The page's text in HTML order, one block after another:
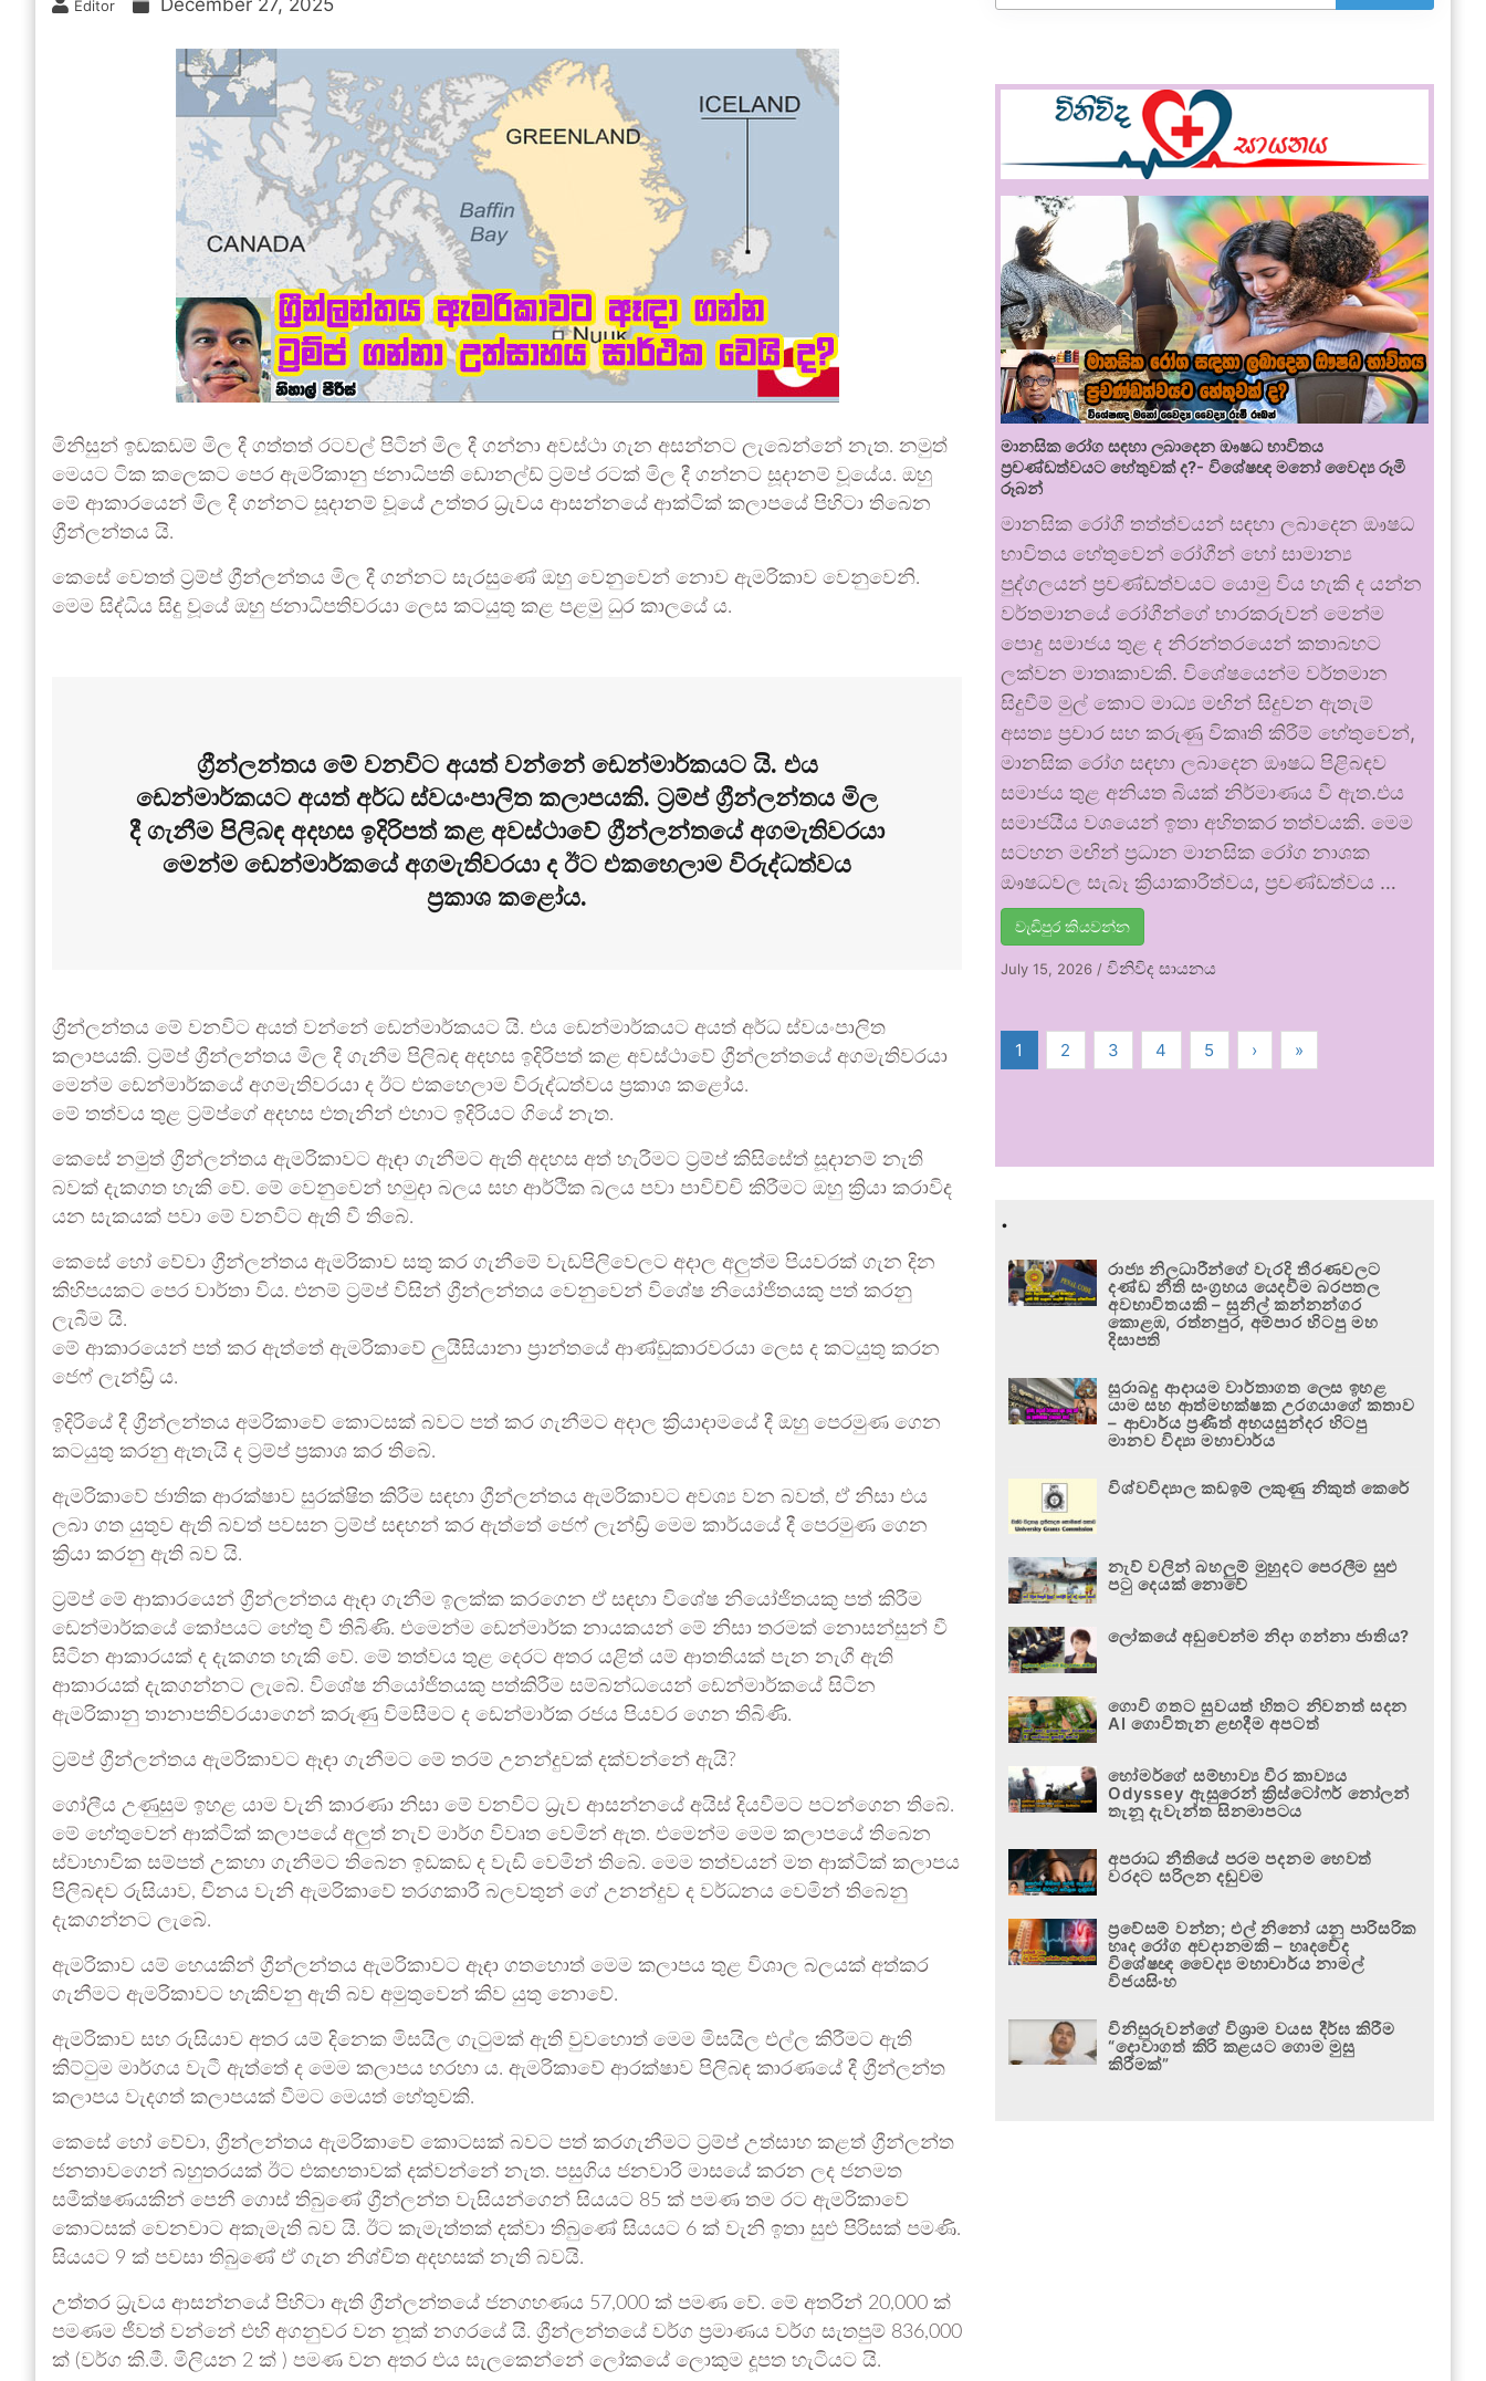
Editor December 27, 2025
මිනිසුන් ඉඩකඩම් මිල දී ගත්තත් රටවල් පිටින් මිල දී ගන්නා අවස්ථා ගැන අසන්නට ලැබෙන්නේ නැත. නමුත්
මෙයට ටික කලෙකට පෙර ඇමරිකානු ජනාධිපති ඩොනල්ඩ් ට්‍රම්ප් රටක් මිල දී ගන්නට සූදානම් වූයේය. ඔහු
මේ ආකාරයෙන් මිල දී ගන්නට සූදානම් වූයේ උත්තර ධ්‍රැවය ආසන්නයේ ආක්ටික් කලාපයේ පිහිටා තිබෙන
ග්‍රීන්ලන්තය යි.
කෙසේ වෙතත් ට්‍රම්ප් ග්‍රීන්ලන්තය මිල දී ගන්නට සැරසුණේ ඔහු වෙනුවෙන් නොව ඇමරිකාව වෙනුවෙනි.
මෙම සිද්ධිය සිදු වූයේ ඔහු ජනාධිපතිවරයා ලෙස කටයුතු කළ පළමු ධුර කාලයේ ය.
ග්‍රීන්ලන්තය මේ වනවිට අයත් වන්නේ ඩෙන්මාර්කයට යි. එය
ඩෙන්මාර්කයට අයත් අර්ධ ස්වයංපාලිත කලාපයකි. ට්‍රම්ප් ග්‍රීන්ලන්තය මිල
දී ගැනීම පිලිබඳ අදහස ඉදිරිපත් කළ අවස්ථාවේ ග්‍රීන්ලන්තයේ අගමැතිවරයා
මෙන්ම ඩෙන්මාර්කයේ අගමැතිවරයා ද ඊට එකහෙලාම විරුද්ධත්වය
ප්‍රකාශ කළෝය.
ග්‍රීන්ලන්තය මේ වනවිට අයත් වන්නේ ඩෙන්මාර්කයට යි. එය ඩෙන්මාර්කයට අයත් අර්ධ ස්වයංපාලිත
කලාපයකි. ට්‍රම්ප් ග්‍රීන්ලන්තය මිල දී ගැනීම පිලිබඳ අදහස ඉදිරිපත් කළ අවස්ථාවේ ග්‍රීන්ලන්තයේ අගමැතිවරයා
මෙන්ම ඩෙන්මාර්කයේ අගමැතිවරයා ද ඊට එකහෙලාම විරුද්ධත්වය ප්‍රකාශ කළෝය.
මේ තත්වය තුළ ට්‍රම්ප්ගේ අදහස එතැනින් එහාට ඉදිරියට ගියේ නැත.
කෙසේ නමුත් ග්‍රීන්ලන්තය ඇමරිකාවට ඈඳා ගැනීමට ඇති අදහස අත් හැරීමට ට්‍රම්ප් කිසිසේත් සූදානම් නැති
බවක් දැකගත හැකි වේ. මේ වෙනුවෙන් හමුදා බලය සහ ආර්ථික බලය පවා පාවිච්චි කිරීමට ඔහු ක්‍රියා කරාවිද
යන සැකයක් පවා මේ වනවිට ඇති වී තිබේ.
කෙසේ හෝ වේවා ග්‍රීන්ලන්තය ඇමරිකාව සතු කර ගැනීමේ වැඩපිලිවෙලට අදාල අලුත්ම පියවරක් ගැන දින
කිහිපයකට පෙර වාර්තා විය. එනම් ට්‍රම්ප් විසින් ග්‍රීන්ලන්තය වෙනුවෙන් විශේෂ නියෝජිතයකු පත් කරනු
ලැබීම යි.
මේ ආකාරයෙන් පත් කර ඇත්තේ ඇමරිකාවේ ලුයීසියානා ප්‍රාන්තයේ ආණ්ඩුකාරවරයා ලෙස ද කටයුතු කරන
ජෙෆ් ලැන්ඩ්‍රි ය.
ඉදිරියේ දී ග්‍රීන්ලන්තය අමරිකාවේ කොටසක් බවට පත් කර ගැනීමට අදාල ක්‍රියාදාමයේ දී ඔහු පෙරමුණ ගෙන
කටයුතු කරනු ඇතැයි ද ට්‍රම්ප් ප්‍රකාශ කර තිබේ.
ඇමරිකාවේ ජාතික ආරක්ෂාව සුරක්ෂිත කිරීම සඳහා ග්‍රීන්ලන්තය ඇමරිකාවට අවශ්‍ය වන බවත්, ඒ නිසා එය
ලබා ගත යුතුව ඇති බවත් පවසන ට්‍රම්ප් සඳහන් කර ඇත්තේ ජෙෆ් ලැන්ඩ්‍රි මෙම කාර්යයේ දී පෙරමුණ ගෙන
ක්‍රියා කරනු ඇති බව යි.
ට්‍රම්ප් මේ ආකාරයෙන් ග්‍රීන්ලන්තය ඈඳා ගැනීම ඉලක්ක කරගෙන ඒ සඳහා විශේෂ නියෝජිතයකු පත් කිරීම
ඩෙන්මාර්කයේ කෝපයට හේතු වී තිබිණි. එමෙන්ම ඩෙන්මාර්ක නායකයන් මේ නිසා තරමක් නොසන්සුන් වී
සිටින ආකාරයක් ද දැකගත හැකි වේ. මේ තත්වය තුළ දෙරට අතර යළිත් යම් ආතතියක් පැන නැගී ඇති
ආකාරයක් දැකගන්නට ලැබේ. විශේෂ නියෝජිතයකු පත්කිරීම සම්බන්ධයෙන් ඩෙන්මාර්කයේ සිටින
ඇමරිකානු තානාපතිවරයාගෙන් කරුණු විමසීමට ද ඩෙන්මාර්ක රජය පියවර ගෙන තිබිණි.
ට්‍රම්ප් ග්‍රීන්ලන්තය ඇමරිකාවට ඈඳා ගැනීමට මේ තරම් උනන්දුවක් දක්වන්නේ ඇයි?
ගෝලීය උණුසුම ඉහළ යාම වැනි කාරණා නිසා මේ වනවිට ධ්‍රැව ආසන්නයේ අයිස් දියවීමට පටන්ගෙන තිබේ.
මේ හේතුවෙන් ආක්ටික් කලාපයේ අලුත් නැව් මාර්ග විවෘත වෙමින් ඇත. එමෙන්ම මෙම කලාපයේ තිබෙන
ස්වාභාවික සම්පත් උකහා ගැනීමට තිබෙන ඉඩකඩ ද වැඩි වෙමින් තිබේ. මෙම තත්වයන් මත ආක්ටික් කලාපය
පිලිබඳව රුසියාව, චීනය වැනි ඇමරිකාවේ තරගකාරී බලවතුන් ගේ උනන්දුව ද වර්ධනය වෙමින් තිබෙනු
දැකගන්නට ලැබේ.
ඇමරිකාව යම් හෙයකින් ග්‍රීන්ලන්තය ඇමරිකාවට ඈඳා ගතහොත් මෙම කලාපය තුළ විශාල බලයක් අත්කර
ගැනීමට ඇමරිකාවට හැකිවනු ඇති බව අමුතුවෙන් කිව යුතු නොවේ.
ඇමරිකාව සහ රුසියාව අතර යම් දිනෙක මිසයිල ගැටුමක් ඇති වුවහොත් මෙම මිසයිල එල්ල කිරීමට ඇති
කිට්ටුම මාර්ගය වැටී ඇත්තේ ද මෙම කලාපය හරහා ය. ඇමරිකාවේ ආරක්ෂාව පිලිබඳ කාරණයේ දී ග්‍රීන්ලන්ත
කලාපය වැදගත් කලාපයක් වීමට මෙයත් හේතුවකි.
කෙසේ හෝ වේවා, ග්‍රීන්ලන්තය ඇමරිකාවේ කොටසක් බවට පත් කරගැනීමට ට්‍රම්ප් උත්සාහ කළත් ග්‍රීන්ලන්ත
ජනතාවගෙන් බහුතරයක් ඊට එකඟතාවක් දක්වන්නේ නැත. පසුගිය ජනවාරි මාසයේ කරන ලද ජනමත
සමීක්ෂණයකින් පෙනී ගොස් තිබුණේ ග්‍රීන්ලන්ත වැසියන්ගෙන් සියයට 85 ක් පමණ තම රට ඇමරිකාවේ
කොටසක් වෙනවාට අකැමැති බව යි. ඊට කැමැත්තක් දක්වා තිබුණේ සියයට 6 ක් වැනි ඉතා සුළු පිරිසක් පමණි.
සියයට 9 ක් පවසා තිබුණේ ඒ ගැන නිශ්චිත අදහසක් නැති බවයි.
උත්තර ධ්‍රැවය ආසන්නයේ පිහිටා ඇති ග්‍රීන්ලන්තයේ ජනගහණය 57,000 ක් පමණ වේ. මේ අතරින් 20,000 ක්
පමණම ජීවත් වන්නේ එහි අගනුවර වන නූක් නගරයේ යි. ග්‍රීන්ලන්තයේ වර්ග ප්‍රමාණය වර්ග සැතපුම් 836,000
ක් (වර්ග කි.මී. මිලියන 2 ක් ) පමණ වන අතර එය සැලකෙන්නේ ලෝකයේ ලොකුම දූපත හැටියට යි.
මානසික රෝග සඳහා ලබාදෙන ඖෂධ භාවිතය
ප්‍රචණ්ඩත්වයට හේතුවක් ද?- විශේෂඥ මනෝ වෛද්‍ය රූමි
රූබන්
මානසික රෝගී තත්ත්වයන් සඳහා ලබාදෙන ඖෂධ
භාවිතය හේතුවෙන් රෝගීන් හෝ සාමාන්‍ය
පුද්ගලයන් ප්‍රචණ්ඩත්වයට යොමු විය හැකි ද යන්න
වර්තමානයේ රෝගීන්ගේ භාරකරුවන් මෙන්ම
පොදු සමාජය තුළ ද නිරන්තරයෙන් කතාබහට
ලක්වන මාතෘකාවකි. විශේෂයෙන්ම වර්තමාන
සිදුවීම් මුල් කොට මාධ්‍ය මඟින් සිදුවන ඇතැම්
අසත්‍ය ප්‍රචාර සහ කරුණු විකෘති කිරීම් හේතුවෙන්,
මානසික රෝග සඳහා ලබාදෙන ඖෂධ පිළිබඳව
සමාජය තුළ අනියත බියක් නිර්මාණය වී ඇත.එය
සමාජයීය වශයෙන් ඉතා අහිතකර තත්වයකි. මෙම
සටහන මඟින් ප්‍රධාන මානසික රෝග නාශක
ඖෂධවල සැබෑ ක්‍රියාකාරීත්වය, ප්‍රචණ්ඩත්වය …
වැඩිපුර කියවන්න
July 15, 2026 /විනිවිද සායනය
1 2 3 4 5 › »
.
රාජ්‍ය නිලධාරීන්ගේ වැරදි තීරණවලට
දණ්ඩ නීති සංග්‍රහය යෙදවීම බරපතල
අවභාවිතයකි – සුනිල් කන්නන්ගර
කොළඹ, රත්නපුර, අම්පාර හිටපු මහ
දිසාපති
සුරාබදු ආදායම වාර්තාගත ලෙස ඉහළ
යාම සහ ආත්මභක්ෂක උරගයාගේ කතාව
– ආචාර්ය ප්‍රණීත් අභයසුන්දර හිටපු
මානව විද්‍යා මහාචාර්ය
විශ්වවිද්‍යාල කඩඉම් ලකුණු නිකුත් කෙරේ
නැව් වලින් බහලුම් මුහුදට පෙරලීම සුළු
පටු දෙයක් නොවේ
ලෝකයේ අඩුවෙන්ම නිදා ගන්නා ජාතිය?
ගොවි ගතට සුවයත් හිතට නිවනත් සදන
AI ගොවිතැන ළඟදීම අපටත්
හෝමර්ගේ සම්භාව්‍ය වීර කාව්‍යය
Odyssey ඇසුරෙන් ක්‍රිස්ටෝෆර් නෝලන්
තැනූ දැවැන්ත සිනමාපටය
අපරාධ නීතියේ පරම පදනම හෙවත්
වරදට සරිලන දඬුවම
ප්‍රවේසම් වන්න; එල් නිනෝ යනු පාරිසරික
හෘද රෝග අවදානමකි – හෘදවේද
විශේෂඥ වෛද්‍ය මහාචාර්ය නාමල්
විජයසිංහ
විනිසුරුවන්ගේ විශ්‍රාම වයස දීර්ඝ කිරීම
“දොවාගත් කිරි කළයට ගොම මුසු
කිරීමක්”